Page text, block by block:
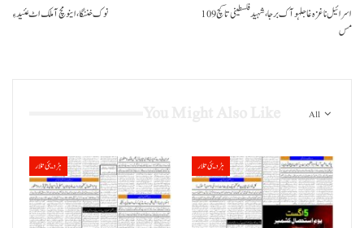
نوک خننگا، اینو مچ آ ملک اٹ عئید ءِ
اسرائیل نا غزہ غا جلہو آک برجا، شہید فلسطینی تا کچ 109
مس
All
ہڑدیئی تلار ہڑدیئی تلار